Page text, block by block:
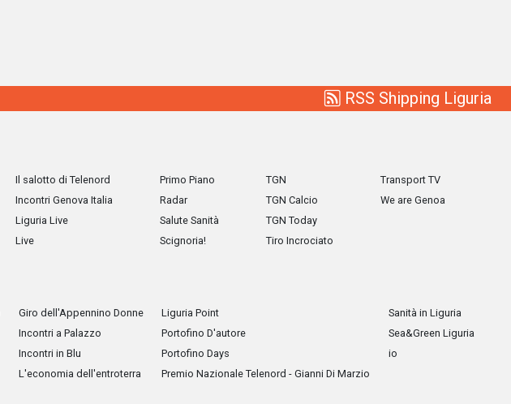
RSS Shipping Liguria
Il salotto di Telenord
Incontri Genova Italia
Liguria Live
Live
Primo Piano
Radar
Salute Sanità
Scignoria!
TGN
TGN Calcio
TGN Today
Tiro Incrociato
Transport TV
We are Genoa
Giro dell'Appennino Donne
Incontri a Palazzo
Incontri in Blu
L'economia dell'entroterra
Liguria Point
Portofino D'autore
Portofino Days
Premio Nazionale Telenord - Gianni Di Marzio
Sanità in Liguria
Sea&Green Liguria
io